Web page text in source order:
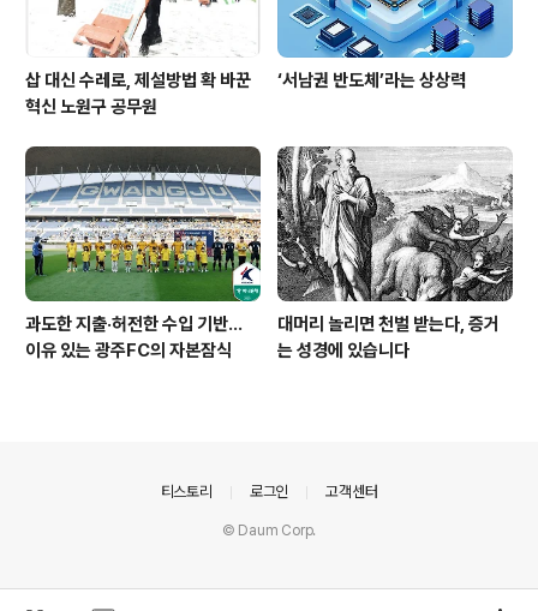
삽 대신 수레로, 제설방법 확 바꾼
혁신 노원구 공무원
‘서남권 반도체’라는 상상력
과도한 지출·허전한 수입 기반…
이유 있는 광주FC의 자본잠식
대머리 놀리면 천벌 받는다, 증거
는 성경에 있습니다
티스토리 로그인 고객센터
© Daum Corp.